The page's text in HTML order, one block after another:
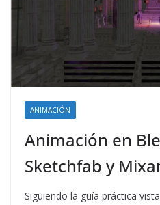
ANIMACIÓN
Animación en
Sketchfab y
Siguiendo la guía práctica